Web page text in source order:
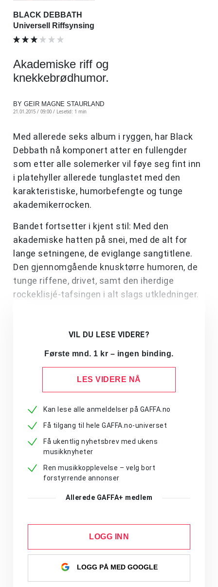
BLACK DEBBATH
Universell Riffsynsing
Akademiske riff og
knekkebrødhumor.
BY GEIR MAGNE STAURLAND
21.01.2015 / 09:00 / Lesetid: 1 min
Med allerede seks album i ryggen, har Black
Debbath nå komponert atter en fullengder
som etter alle solemerker vil føye seg fint inn
i platehyller allerede tunglastet med den
karakteristiske, humorbefengte og tunge
akademikerrocken.
Bandet fortsetter i kjent stil: Med den
akademiske hatten på snei, med de alt for
lange setningene, de eviglange sangtitlene.
Den gjennomgående knusktørre humoren, de
tunge riffene, drivet, samt den iherdige
rockeklisjé-tafsingen i alt slags utkledninger.
VIL DU LESE VIDERE?
Første mnd. 1 kr – ingen binding.
LES VIDERE NÅ
Kan lese alle anmeldelser på GAFFA.no
Få tilgang til hele GAFFA.no-universet
Få ukentlig nyhetsbrev med ukens
musikknyheter
Ren musikkopplevelse – velg bort
forstyrrende annonser
Allerede GAFFA+ medlem
LOGG INN
LOGG PÅ MED GOOGLE